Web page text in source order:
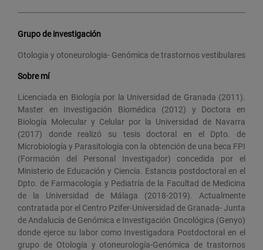
Grupo de investigación
Otologia y otoneurologia- Genómica de trastornos vestibulares
Sobre mí
Licenciada en Biología por la Universidad de Granada (2011).
Master en Investigación Biomédica (2012) y Doctora en
Biología Molecular y Celular por la Universidad de Navarra
(2017) donde realizó su tesis doctoral en el Dpto. de
Microbiología y Parasitología con la obtención de una beca FPI
(Formación del Personal Investigador) concedida por el
Ministerio de Educación y Ciencia. Estancia postdoctoral en el
Dpto. de Farmacología y Pediatría de la Facultad de Medicina
de la Universidad de Málaga (2018-2019). Actualmente
contratada por el Centro Pzifer-Universidad de Granada- Junta
de Andalucía de Genómica e Investigación Oncológica (Genyo)
donde ejerce su labor como Investigadora Postdoctoral en el
grupo de Otología y otoneurología-Genómica de trastornos